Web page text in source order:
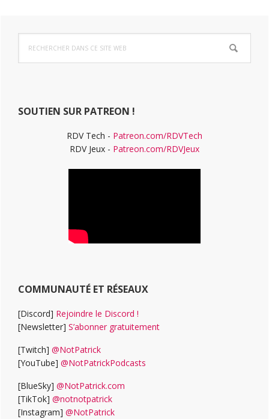
Barre
latérale
dans
ce
SOUTIEN SUR PATREON !
RDV Tech - Patreon.com/RDVTech
RDV Jeux - Patreon.com/RDVJeux
COMMUNAUTÉ ET RÉSEAUX
[Discord] Rejoindre le Discord !
[Newsletter] S’abonner gratuitement
[Twitch] @NotPatrick
[YouTube] @NotPatrickPodcasts
[BlueSky] @NotPatrick.com
[TikTok] @notnotpatrick
[Instagram] @NotPatrick